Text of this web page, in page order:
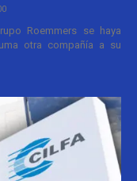
Roemmers se haya
otra compañía a su